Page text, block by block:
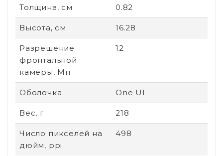
Толщина, см 0.82
Высота, см 16.28
Разрешение
фронтальной
камеры, Мп
12
Оболочка One UI
Вес, г 218
Число пикселей на
дюйм, ppi
498